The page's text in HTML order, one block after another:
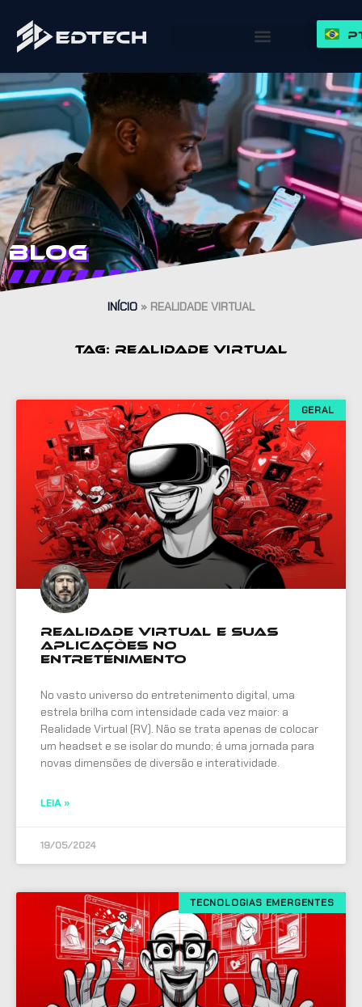
Blog
INÍCIO » REALIDADE VIRTUAL
TAG: REALIDADE VIRTUAL
GERAL
Realidade Virtual e Suas
Aplicações no
Entretenimento
No vasto universo do entretenimento digital, uma
estrela brilha com intensidade cada vez maior: a
Realidade Virtual (RV). Não se trata apenas de colocar
um headset e se isolar do mundo; é uma jornada para
novas dimensões de diversão e interatividade.
LEIA »
19/05/2024
TECNOLOGIAS EMERGENTES